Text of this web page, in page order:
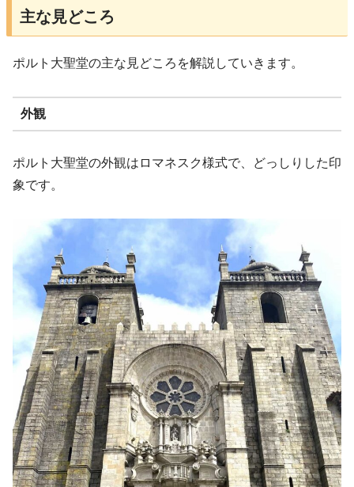
主な見どころ
ポルト大聖堂の主な見どころを解説していきます。
外観
ポルト大聖堂の外観はロマネスク様式で、どっしりした印
象です。